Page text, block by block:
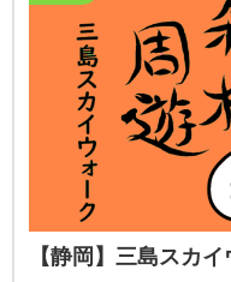
【静岡】三島スカ